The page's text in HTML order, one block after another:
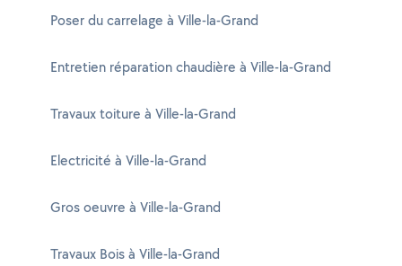
Poser du carrelage à Ville-la-Grand
Entretien réparation chaudière à Ville-la-Grand
Travaux toiture à Ville-la-Grand
Electricité à Ville-la-Grand
Gros oeuvre à Ville-la-Grand
Travaux Bois à Ville-la-Grand